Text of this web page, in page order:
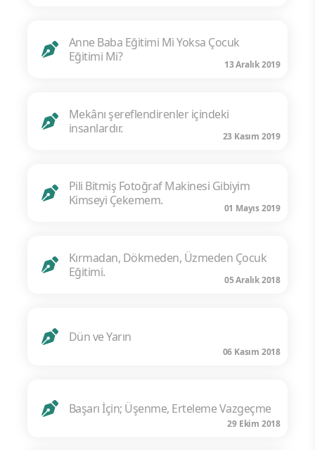
Anne Baba Eğitimi Mi Yoksa Çocuk
Eğitimi Mi?
13 Aralık 2019
Mekânı şereflendirenler içindeki
insanlardır.
23 Kasım 2019
Pili Bitmiş Fotoğraf Makinesi Gibiyim
Kimseyi Çekemem.
01 Mayıs 2019
Kırmadan, Dökmeden, Üzmeden Çocuk
Eğitimi.
05 Aralık 2018
Dün ve Yarın
06 Kasım 2018
Başarı İçin; Üşenme, Erteleme Vazgeçme
29 Ekim 2018